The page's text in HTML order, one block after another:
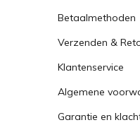
Betaalmethoden
Verzenden &
Klantenservice
Algemene
Garantie en